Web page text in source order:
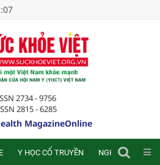
2734 - 9756
2815 - 6285
MagazineOnline
Y HỌC CỔ TRUYỀN NGHIÊN CỨU